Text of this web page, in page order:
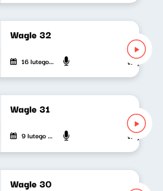
Wagle 32
16 lutego 2021 Wojciech
Wagle 31
9 lutego 2021 Wojciech
Wagle 30